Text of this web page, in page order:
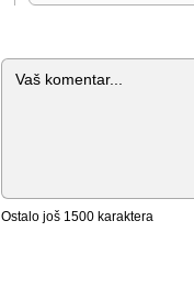
Komentar
Ostalo još 1500 karaktera